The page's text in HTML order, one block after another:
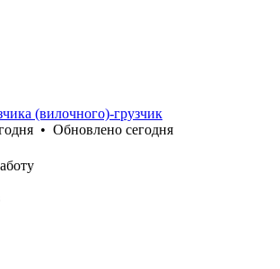
(вилочного)-грузчик
• Обновлено сегодня